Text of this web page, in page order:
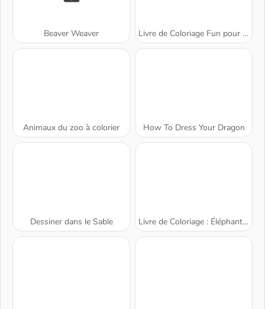
Beaver Weaver Livre de Coloriage Fun pour Enfants
Animaux du zoo à colorier How To Dress Your Dragon
Dessiner dans le Sable Livre de Coloriage : Éléphants Dessinés